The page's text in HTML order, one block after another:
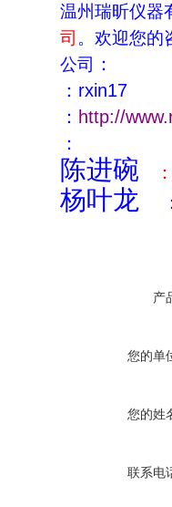
温州瑞昕仪器
司 。欢迎您的
公司 ：
： rxin17
： http://
：
陈进碗
杨叶龙
产
您的单
您的姓
联系电